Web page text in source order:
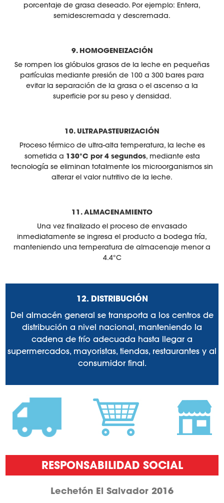
porcentaje de grasa deseado. Por ejemplo: Entera,
semidescremada y descremada.
9. HOMOGENEIZACIÓN
Se rompen los glóbulos grasos de la leche en pequeñas
partículas mediante presión de 100 a 300 bares para
evitar la separación de la grasa o el ascenso a la
superficie por su peso y densidad.
10. ULTRAPASTEURIZACIÓN
Proceso térmico de ultra-alta temperatura, la leche es
sometida a 130°C por 4 segundos, mediante esta
tecnología se eliminan totalmente los microorganismos sin
alterar el valor nutritivo de la leche.
11. ALMACENAMIENTO
Una vez finalizado el proceso de envasado
inmediatamente se ingresa el producto a bodega fría,
manteniendo una temperatura de almacenaje menor a
4.4°C
12. DISTRIBUCIÓN
Del almacén general se transporta a los centros de
distribución a nivel nacional, manteniendo la
cadena de frío adecuada hasta llegar a
supermercados, mayoristas, tiendas, restaurantes y al
consumidor final.
RESPONSABILIDAD SOCIAL
Lechetón El Salvador 2016